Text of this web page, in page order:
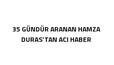
35 GÜNDÜR ARANAN HAMZA
DURAS’TAN ACI HABER